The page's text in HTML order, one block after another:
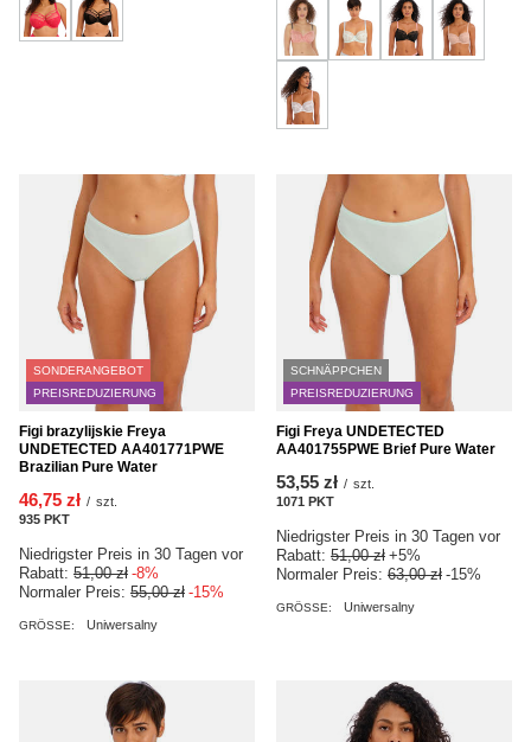
SONDERANGEBOT
PREISREDUZIERUNG
Figi brazylijskie Freya
UNDETECTED AA401771PWE
Brazilian Pure Water
46,75 zł / szt.
935 PKT
Niedrigster Preis in 30 Tagen vor
Rabatt: 51,00 zł -8%
Normaler Preis: 55,00 zł -15%
GRÖSSE: Uniwersalny
SCHNÄPPCHEN
PREISREDUZIERUNG
Figi Freya UNDETECTED
AA401755PWE Brief Pure Water
53,55 zł / szt.
1071 PKT
Niedrigster Preis in 30 Tagen vor
Rabatt: 51,00 zł +5%
Normaler Preis: 63,00 zł -15%
GRÖSSE: Uniwersalny